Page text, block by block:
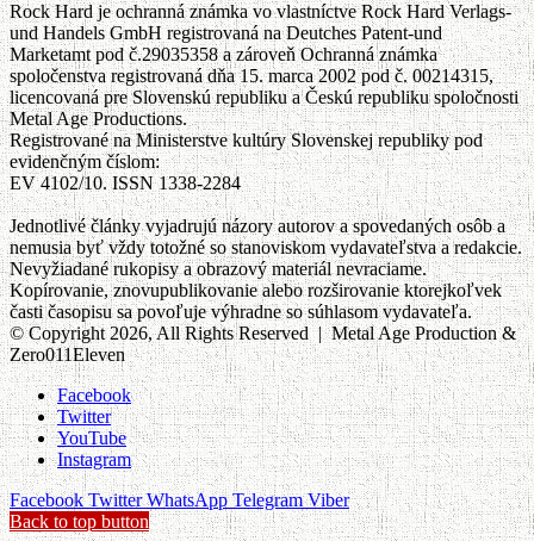
Rock Hard je ochranná známka vo vlastníctve Rock Hard Verlags-
und Handels GmbH registrovaná na Deutches Patent-und
Marketamt pod č.29035358 a zároveň Ochranná známka
spoločenstva registrovaná dňa 15. marca 2002 pod č. 00214315,
licencovaná pre Slovenskú republiku a Českú republiku spoločnosti
Metal Age Productions.
Registrované na Ministerstve kultúry Slovenskej republiky pod
evidenčným číslom:
EV 4102/10. ISSN 1338-2284
Jednotlivé články vyjadrujú názory autorov a spovedaných osôb a
nemusia byť vždy totožné so stanoviskom vydavateľstva a redakcie.
Nevyžiadané rukopisy a obrazový materiál nevraciame.
Kopírovanie, znovupublikovanie alebo rozširovanie ktorejkoľvek
časti časopisu sa povoľuje výhradne so súhlasom vydavateľa.
© Copyright 2026, All Rights Reserved | Metal Age Production &
Zero011Eleven
Facebook
Twitter
YouTube
Instagram
Facebook Twitter WhatsApp Telegram Viber
Back to top button